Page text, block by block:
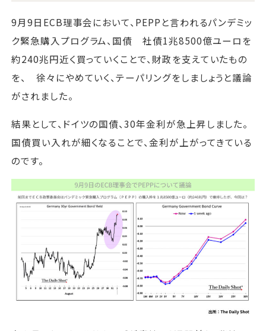
9月9日ECB理事会において、PEPPと言われるパンデミッ
ク緊急購入プログラム、国債 社債1兆8500億ユーロを
約240兆円近く買っていくことで、財政を支えていたもの
を、 徐々にやめていく、テーパリングをしましょうと議論
がされました。
結果として、ドイツの国債、30年金利が急上昇しました。
国債買い入れが細くなることで、金利が上がってきている
のです。